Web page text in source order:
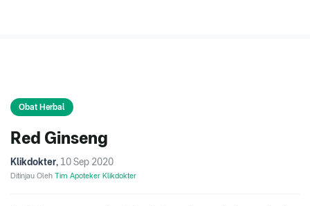
Obat Herbal
Red Ginseng
Klikdokter, 10 Sep 2020
Ditinjau Oleh Tim Apoteker Klikdokter